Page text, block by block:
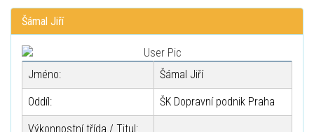
Šámal Jiří
Jméno: Šámal Jiří
Oddíl: ŠK Dopravní podnik Praha
Výkonnostní třída / Titul: